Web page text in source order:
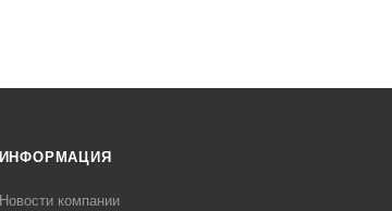
ИНФОРМАЦИЯ
Новости компании